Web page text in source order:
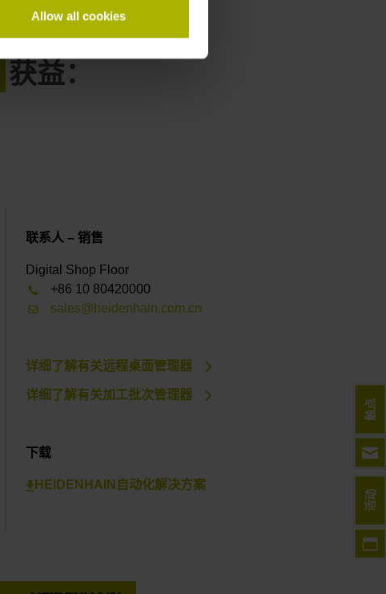
Allow all cookies
获益：
联系人 – 销售
Digital Shop Floor
+86 10 80420000
sales@heidenhain.com.cn
详细了解有关远程桌面管理器
详细了解有关加工批次管理器
下载
HEIDENHAIN自动化解决方案
活动
触点